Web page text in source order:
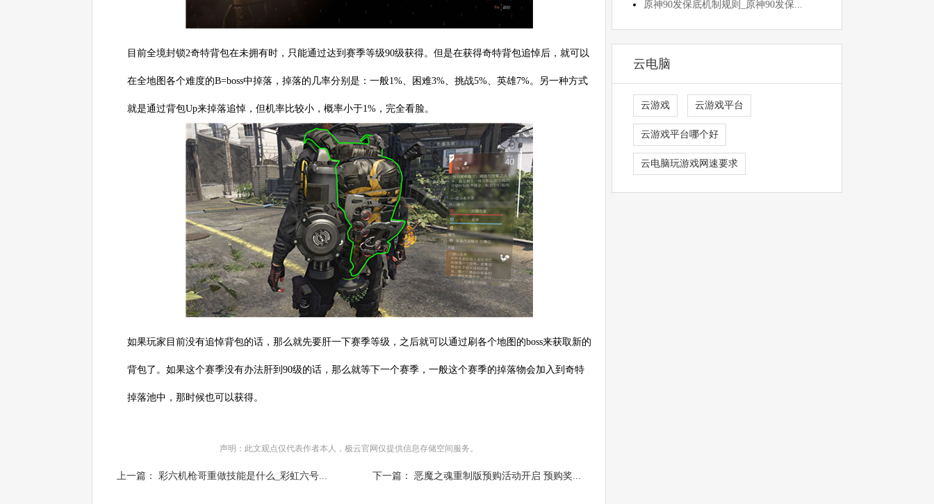
目前全境封锁2奇特背包在未拥有时，只能通过达到赛季等级90级获得。但是在获得奇特背包追悼后，就可以
在全地图各个难度的B=boss中掉落，掉落的几率分别是：一般1%、困难3%、挑战5%、英雄7%。另一种方式
就是通过背包Up来掉落追悼，但机率比较小，概率小于1%，完全看脸。
如果玩家目前没有追悼背包的话，那么就先要肝一下赛季等级，之后就可以通过刷各个地图的boss来获取新的
背包了。如果这个赛季没有办法肝到90级的话，那么就等下一个赛季，一般这个赛季的掉落物会加入到奇特
掉落池中，那时候也可以获得。
声明：此文观点仅代表作者本人，极云官网仅提供信息存储空间服务。
上一篇： 彩六机枪哥重做技能是什么_彩虹六号... 下一篇： 恶魔之魂重制版预购活动开启 预购奖...
原神90发保底机制规则_原神90发保...
云电脑
云游戏 云游戏平台
云游戏平台哪个好
云电脑玩游戏网速要求